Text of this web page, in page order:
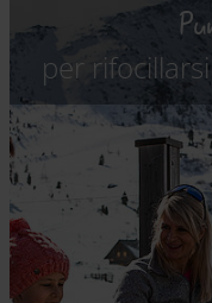
per